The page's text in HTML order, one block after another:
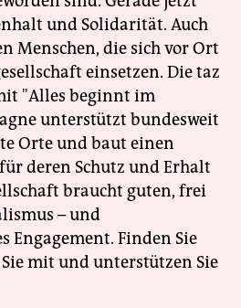
und Solidarität. Auch
Menschen, die sich vor Ort
einsetzen. Die taz
"Alles beginnt im
unterstützt bundesweit
Orte und baut einen
deren Schutz und Erhalt
braucht guten, frei
– und
Engagement. Finden Sie
mit und unterstützen Sie